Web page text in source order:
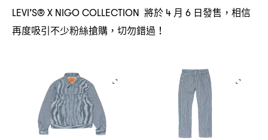
LEVI’S® X NIGO COLLECTION 將於 4 月 6 日發售 ， 相信
再度吸引不少粉絲搶購 ， 切勿錯過 ！